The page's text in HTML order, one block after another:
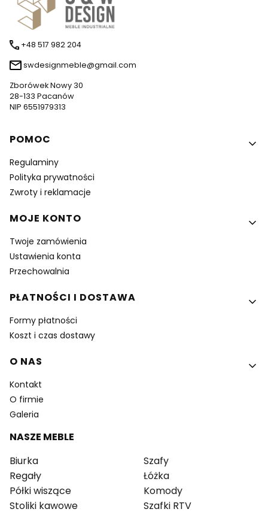
+48 517 982 204
swdesignmeble@gmail.com
Zborówek Nowy 30
28-133 Pacanów
NIP 6551979313
Linki w stopce
POMOC
Regulaminy
Polityka prywatności
Zwroty i reklamacje
MOJE KONTO
Twoje zamówienia
Ustawienia konta
Przechowalnia
PŁATNOŚCI I DOSTAWA
Formy płatności
Koszt i czas dostawy
O NAS
Kontakt
O firmie
Galeria
NASZE MEBLE
Biurka
Regały
Półki wiszące
Stoliki kawowe
Szafy
Łóżka
Komody
Szafki RTV